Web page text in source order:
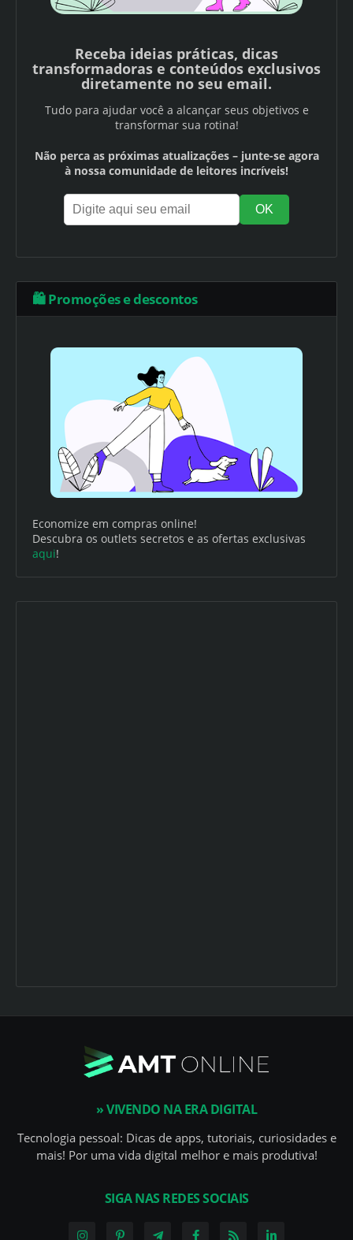
Receba ideias práticas, dicas
transformadoras e conteúdos exclusivos
diretamente no seu email.
Tudo para ajudar você a alcançar seus objetivos e
transformar sua rotina!
Não perca as próximas atualizações – junte-se agora
à nossa comunidade de leitores incríveis!
🛍️ Promoções e descontos
Economize em compras online!
Descubra os outlets secretos e as ofertas exclusivas
aqui!
» VIVENDO NA ERA DIGITAL
Tecnologia pessoal: Dicas de apps, tutoriais, curiosidades e
mais! Por uma vida digital melhor e mais produtiva!
SIGA NAS REDES SOCIAIS